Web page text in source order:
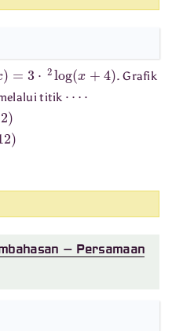
) ⋅2 log( +
. Grafik
titik ⋯
)
)
– Persamaan